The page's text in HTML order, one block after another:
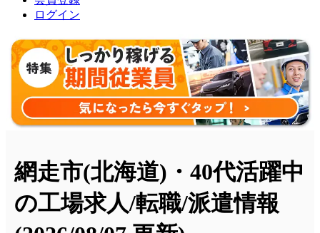
ログイン
網走市(北海道)・40代活躍中
の工場求人/転職/派遣情報